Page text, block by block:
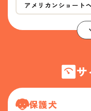
アメリカンショート
保護犬